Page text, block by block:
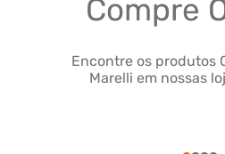
Compre
Encontre os produtos
Marelli em nossas